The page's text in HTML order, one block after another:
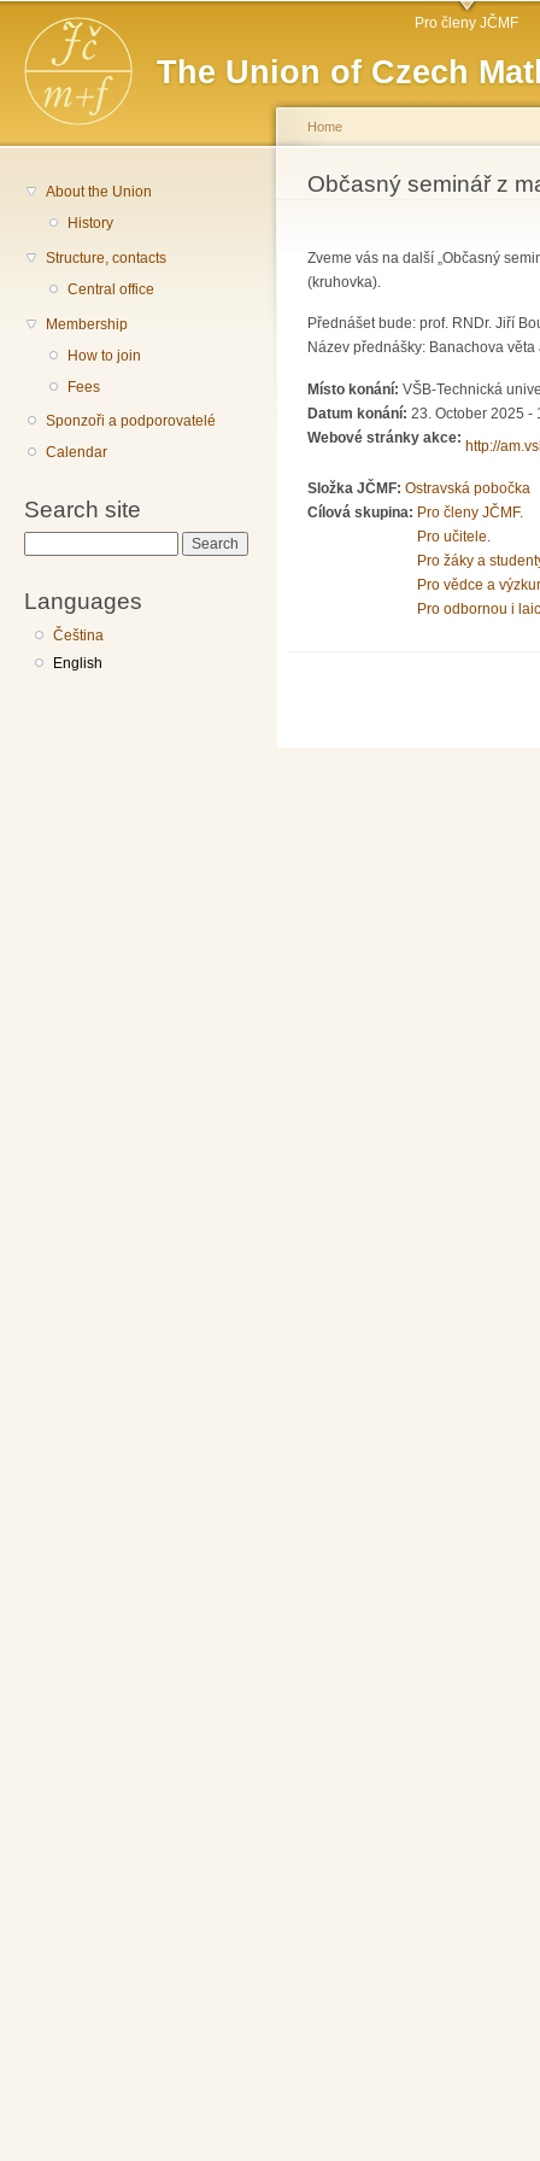
The Union of Czech
Main menu Pro členy JČMF
About the Union
History
Structure, contacts
Central office
Membership
How to join
Fees
Sponzoři a podporovatelé
Calendar
Search site
Languages
Čeština
English
You are here
Home
Občasný seminář z
Zveme vás na další „Občasný
(kruhovka).
Přednášet bude: prof. RNDr. Jiří
Název přednášky: Banachova věta
Místo konání: VŠB-Technická
Datum konání: 23. October 2025 -
Webové stránky akce:
http://
Složka JČMF: Ostravská pobočka
Cílová skupina: Pro členy JČMF.
Pro učitele.
Pro žáky a
Pro vědce a
Pro odbornou i